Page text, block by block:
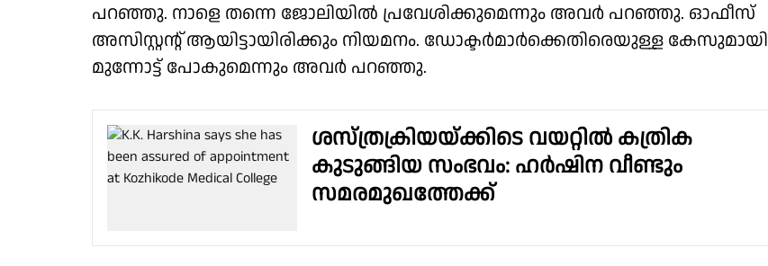
പറഞ്ഞു. നാളെ തന്നെ ജോലിയിൽ പ്രവേശിക്കുമെന്നും അവർ പറഞ്ഞു. ഓഫീസ്
അസിസ്റ്റൻ്റ് ആയിട്ടായിരിക്കും നിയമനം. ഡോക്ടർമാർക്കെതിരെയുള്ള കേസുമായി
മുന്നോട്ട് പോകുമെന്നും അവർ പറഞ്ഞു.
ശസ്ത്രക്രിയയ്ക്കിടെ വയറ്റിൽ കത്രിക
കുടുങ്ങിയ സംഭവം: ഹർഷിന വീണ്ടും
സമരമുഖത്തേക്ക്